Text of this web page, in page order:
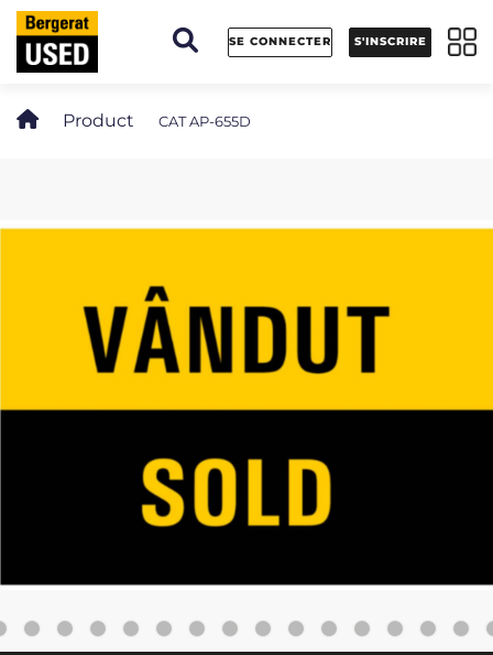
SE CONNECTER S'INSCRIRE
Product CAT AP-655D
Panneau de gestion des cookies